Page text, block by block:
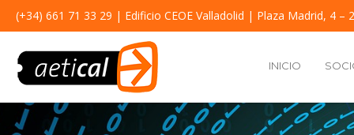
(+34) 661 71 33 29 | Edificio CEOE Valladolid | Plaza Madrid, 4 –
INICIO